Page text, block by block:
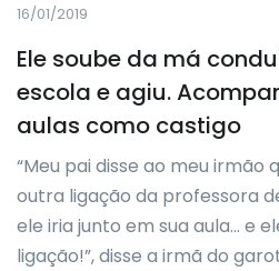
16/01/2019
Ele soube da má
escola e agiu.
aulas como castigo
“Meu pai disse ao meu irmão
outra ligação da professora
ele iria junto em sua aula… e
ligação!”, disse a irmã do